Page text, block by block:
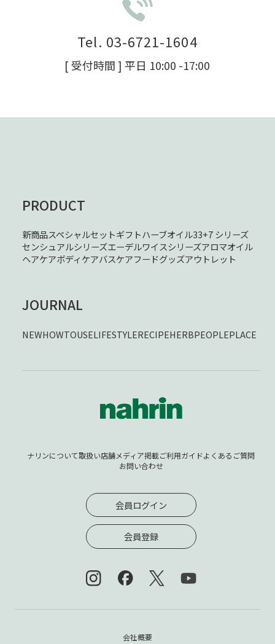
Tel. 03-6721-1604
[ 受付時間 ] 平日 10:00 -17:00
PRODUCT
新商品スペシャルセットギフトハーブオイル33+7 シリーズ
センシュアルシリーズエーデルワイスシリーズアロマオイル
ヘアケアボディケアバスケアフードグッズアウトレット
JOURNAL
NEWHOWTOUSELIFESTYLERECIPEHERBPEOPLEPLACE
ナリンについて取扱い店舗メディア掲載ご利用ガイドよくあるご質問
お問い合わせ
会員ログイン
会員登録
会社概要